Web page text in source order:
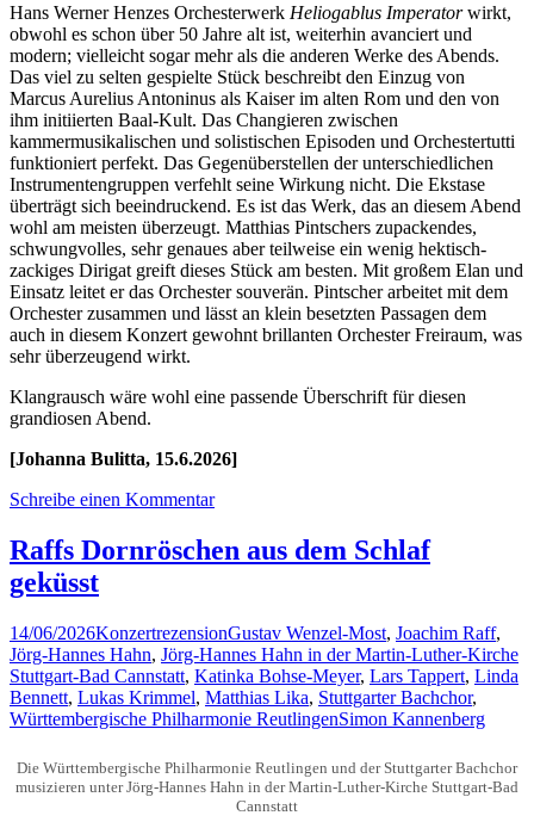
Hans Werner Henzes Orchesterwerk Heliogablus Imperatorwirkt,
obwohl es schon über 50 Jahre alt ist, weiterhin avanciert und
modern; vielleicht sogar mehr als die anderen Werke des Abends.
Das viel zu selten gespielte Stück beschreibt den Einzug von
Marcus Aurelius Antoninus als Kaiser im alten Rom und den von
ihm initiierten Baal-Kult. Das Changieren zwischen
kammermusikalischen und solistischen Episoden und Orchestertutti
funktioniert perfekt. Das Gegenüberstellen der unterschiedlichen
Instrumentengruppen verfehlt seine Wirkung nicht. Die Ekstase
überträgt sich beeindruckend. Es ist das Werk, das an diesem Abend
wohl am meisten überzeugt. Matthias Pintschers zupackendes,
schwungvolles, sehr genaues aber teilweise ein wenig hektisch-
zackiges Dirigat greift dieses Stück am besten. Mit großem Elan und
Einsatz leitet er das Orchester souverän. Pintscher arbeitet mit dem
Orchester zusammen und lässt an klein besetzten Passagen dem
auch in diesem Konzert gewohnt brillanten Orchester Freiraum, was
sehr überzeugend wirkt.
Klangrausch wäre wohl eine passende Überschrift für diesen
grandiosen Abend.
[Johanna Bulitta, 15.6.2026]
Schreibe einen Kommentar
Raffs Dornröschen aus dem Schlaf
geküsst
14/06/2026KonzertrezensionGustav Wenzel-Most, Joachim Raff,
Jörg-Hannes Hahn, Jörg-Hannes Hahn in der Martin-Luther-Kirche
Stuttgart-Bad Cannstatt, Katinka Bohse-Meyer, Lars Tappert, Linda
Bennett, Lukas Krimmel, Matthias Lika, Stuttgarter Bachchor,
Württembergische Philharmonie ReutlingenSimon Kannenberg
Die Württembergische Philharmonie Reutlingen und der Stuttgarter Bachchor
musizieren unter Jörg-Hannes Hahn in der Martin-Luther-Kirche Stuttgart-Bad
Cannstatt